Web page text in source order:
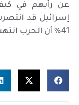
41% أن الحرب انتهت من دون حسم.